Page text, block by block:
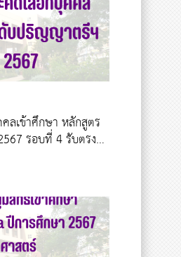
ลเข้าศึกษา หลักสูตร
รอบที่ 4 รับตรง